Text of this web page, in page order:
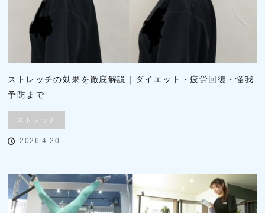
ストレッチの効果を徹底解説｜ダイエット・疲労回復・怪我
予防まで
ストレッチ
2026.4.20